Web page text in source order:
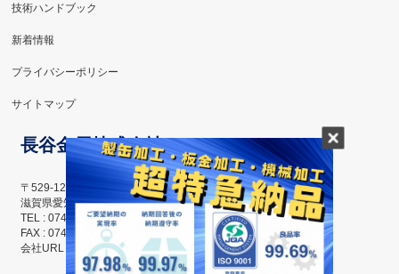
技術ハンドブック
新着情報
プライバシーポリシー
サイトマップ
長谷金属株式会社
〒529-1223
滋賀県愛知郡愛荘町島川115番地
TEL : 0749-42-6858
FAX : 0749-42-6859
会社URL ： http://hasemetal.com/